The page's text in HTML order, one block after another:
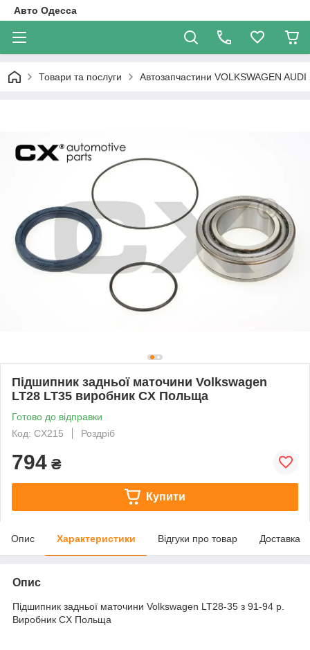
Авто Одесса
Товари та послуги Автозапчастини VOLKSWAGEN AUDI
Підшипник задньої маточини Volkswagen
LT28 LT35 виробник CX Польща
Готово до відправки
Код: CX215
Роздріб
794 ₴
Купити
Опис Характеристики Відгуки про товар Доставка
Опис
Підшипник задньої маточини Volkswagen LT28-35 з 91-94 р.
Виробник CX Польща